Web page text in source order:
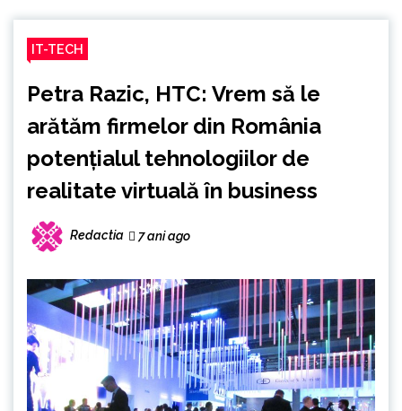
IT-TECH
Petra Razic, HTC: Vrem să le
arătăm firmelor din România
potenţialul tehnologiilor de
realitate virtuală în business
Redactia 7 ani ago